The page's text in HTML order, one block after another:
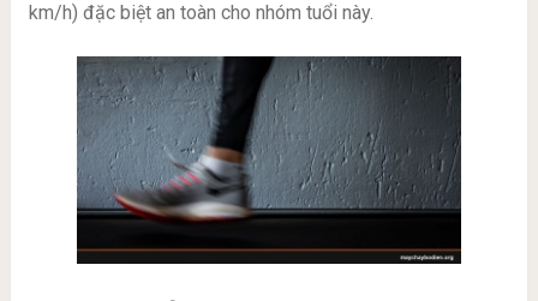
km/h) đặc biệt an toàn cho nhóm tuổi này.